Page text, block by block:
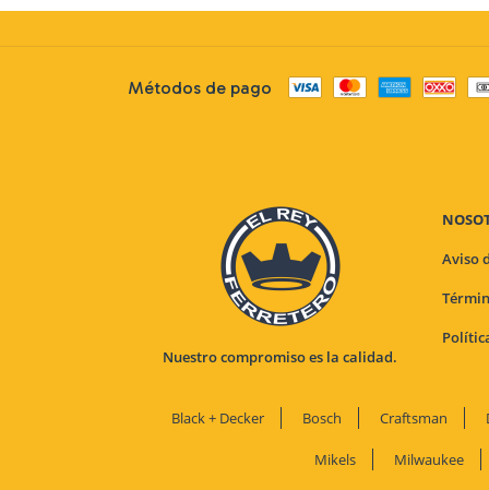
Métodos de pago
Nuestro compromiso es la calidad.
Aviso
Black + Decker Bosch Craftsman
Mikels Milwaukee